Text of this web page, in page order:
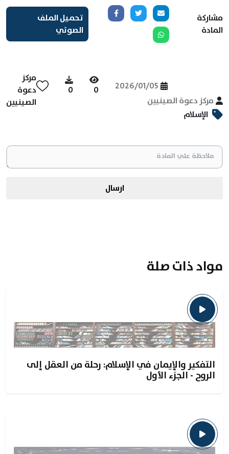
مشاركة
المادة
تحميل الملف
الصوتي
مركز دعوة الصينيين
2026/01/05
0
0
مركز
دعوة
الصينيين
الإسلام
ارسال
مواد ذات صلة
التفكير والإيمان في الإسلام: رحلة من العقل إلى
الروح - الجزء الأول